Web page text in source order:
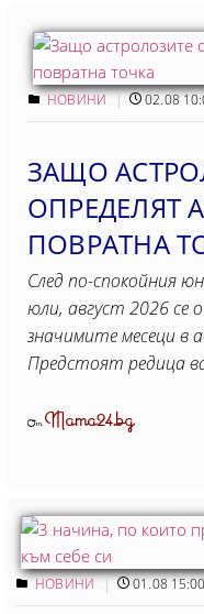
НОВИНИ 02.08
ЗАЩО
ОПРЕДЕЛЯТ
ПОВРАТНА
След по-спокойния
юли, август 2026 се
значимите месеци в
Предстоят редица
ОтMama24.bg
НОВИНИ 01.08